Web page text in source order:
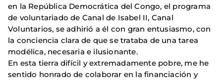
en la República Democrática del Congo, el programa
de voluntariado de Canal de Isabel II, Canal
Voluntarios, se adhirió a él con gran entusiasmo, con
la conciencia clara de que se trataba de una tarea
modélica, necesaria e ilusionante.
En esta tierra difícil y extremadamente pobre, me he
sentido honrado de colaborar en la financiación y